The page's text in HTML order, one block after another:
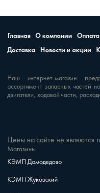
Главная О компании
Оплата
Доставка
Новости и акции
Магазины
КЭМП Домодедово
КЭМП Жуковский
Наш интернет-магазин
ассортимент запасных частей
двигатели, ходовой части,
Цены на сайте не являются